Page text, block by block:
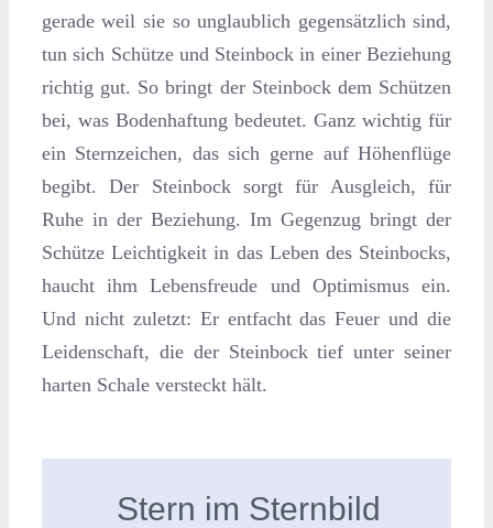
gerade weil sie so unglaublich gegensätzlich sind,
tun sich Schütze und Steinbock in einer Beziehung
richtig gut. So bringt der Steinbock dem Schützen
bei, was Bodenhaftung bedeutet. Ganz wichtig für
ein Sternzeichen, das sich gerne auf Höhenflüge
begibt. Der Steinbock sorgt für Ausgleich, für
Ruhe in der Beziehung. Im Gegenzug bringt der
Schütze Leichtigkeit in das Leben des Steinbocks,
haucht ihm Lebensfreude und Optimismus ein.
Und nicht zuletzt: Er entfacht das Feuer und die
Leidenschaft, die der Steinbock tief unter seiner
harten Schale versteckt hält.
Stern im Sternbild